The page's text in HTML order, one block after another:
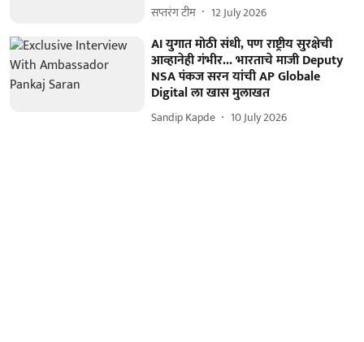
सप्तरंग टीम 12 July 2026
AI युगात मोठी संधी, पण राष्ट्रीय सुरक्षेची
आव्हानेही गंभीर... भारताचे माजी Deputy
NSA पंकज सरन यांची AP Globale
Digital ला खास मुलाखत
Sandip Kapde 10 July 2026